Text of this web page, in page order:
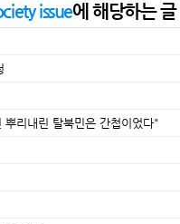
issue에 해당하는 글
리내린 탈북민은 간첩이었다"